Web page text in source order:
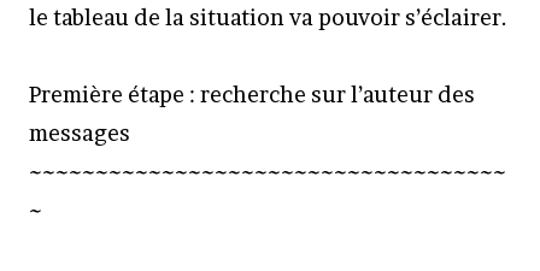
le tableau de la situation va pouvoir s’éclairer.
Première étape : recherche sur l’auteur des
messages
~~~~~~~~~~~~~~~~~~~~~~~~~~~~~~~~~~~~
~